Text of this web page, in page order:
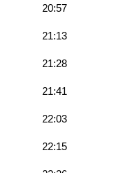
20:57
21:13
21:28
21:41
22:03
22:15